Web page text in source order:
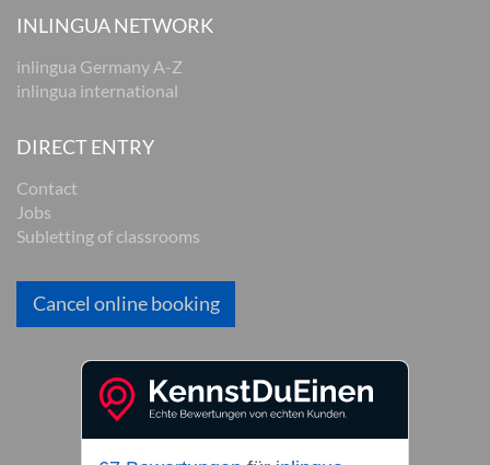
INLINGUA NETWORK
inlingua Germany A-Z
inlingua international
DIRECT ENTRY
Contact
Jobs
Subletting of classrooms
Cancel online booking